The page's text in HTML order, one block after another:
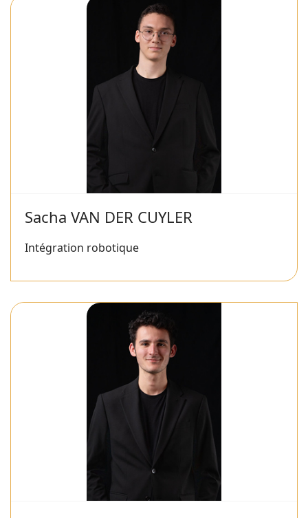
Sacha VAN DER CUYLER
Intégration robotique